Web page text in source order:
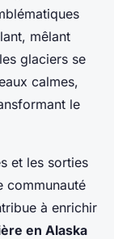
mêlant
glaciers se
calmes,
le
et les sorties
communauté
à enrichir
en Alaska